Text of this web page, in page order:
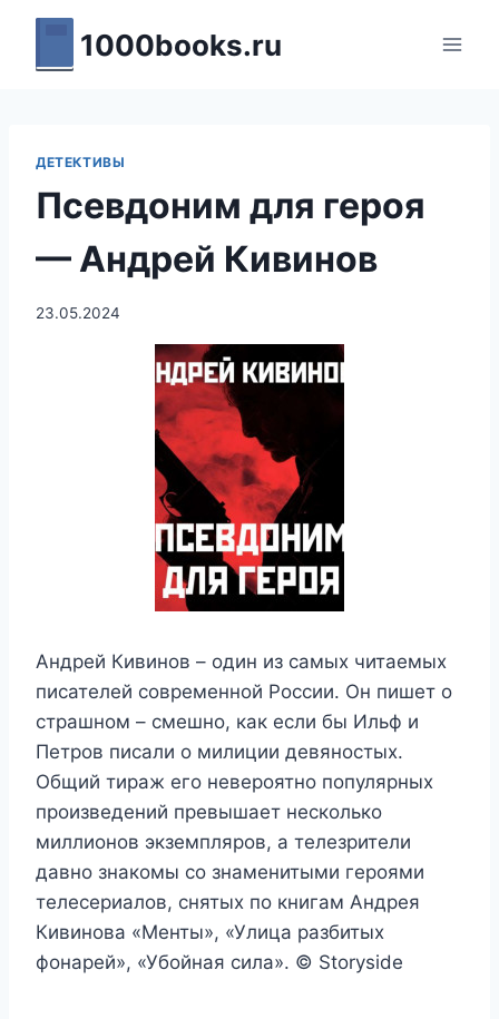
Перейти
содержимому
1000books.ru
ДЕТЕКТИВЫ
Псевдоним для героя
— Андрей Кивинов
23.05.2024
Андрей Кивинов – один из самых читаемых
писателей современной России. Он пишет о
страшном – смешно, как если бы Ильф и
Петров писали о милиции девяностых.
Общий тираж его невероятно популярных
произведений превышает несколько
миллионов экземпляров, а телезрители
давно знакомы со знаменитыми героями
телесериалов, снятых по книгам Андрея
Кивинова «Менты», «Улица разбитых
фонарей», «Убойная сила». © Storysidе